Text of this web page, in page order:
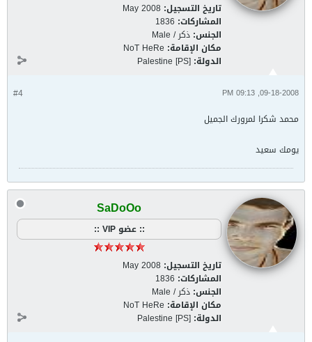
تاريخ التسجيل: May 2008
المشاركات: 1836
الجنس: ذكر / Male
مكان الإقامة: NoT HeRe
الدولة: Palestine [PS]
#4 09-18-2008, 09:13 PM
محمد شكرا لمرورك الجميل
يومك سعيد
SaDoOo
:: عضو VIP ::
تاريخ التسجيل: May 2008
المشاركات: 1836
الجنس: ذكر / Male
مكان الإقامة: NoT HeRe
الدولة: Palestine [PS]